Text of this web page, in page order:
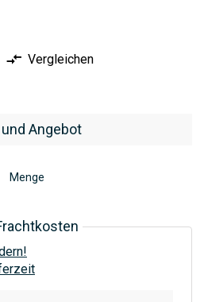
Angebot
Menge
Vergleichen